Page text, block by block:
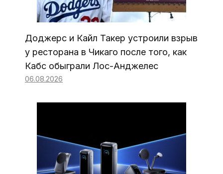
Доджерс и Кайл Такер устроили взрыв
у ресторана в Чикаго после того, как
Кабс обыграли Лос-Анджелес
06.08.2026